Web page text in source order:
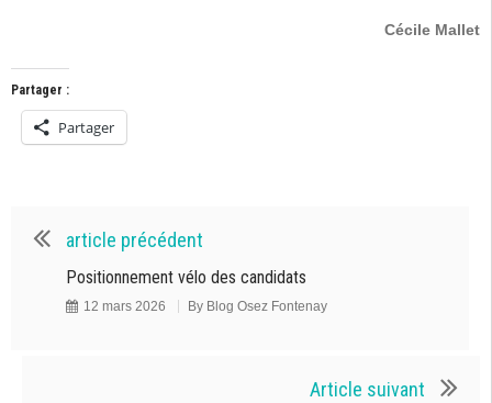
Cécile Mallet
Partager :
Partager
article précédent
Positionnement vélo des candidats
12 mars 2026 By Blog Osez Fontenay
Article suivant